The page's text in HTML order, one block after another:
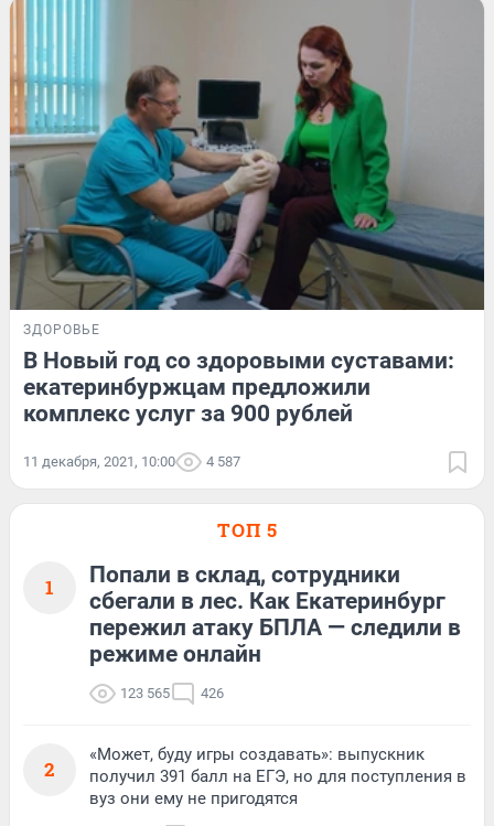
ЗДОРОВЬЕ
В Новый год со здоровыми суставами:
екатеринбуржцам предложили
комплекс услуг за 900 рублей
11 декабря, 2021, 10:00 4 587
ТОП 5
1
Попали в склад, сотрудники
сбегали в лес. Как Екатеринбург
пережил атаку БПЛА — следили в
режиме онлайн
123 565 426
2
«Может, буду игры создавать»: выпускник
получил 391 балл на ЕГЭ, но для поступления в
вуз они ему не пригодятся